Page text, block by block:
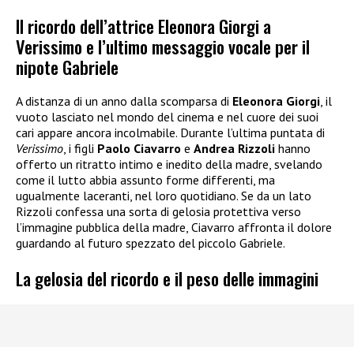
Il ricordo dell’attrice Eleonora Giorgi a
Verissimo e l’ultimo messaggio vocale per il
nipote Gabriele
A distanza di un anno dalla scomparsa di Eleonora Giorgi , il
vuoto lasciato nel mondo del cinema e nel cuore dei suoi
cari appare ancora incolmabile. Durante l’ultima puntata di
Verissimo , i figli Paolo Ciavarro e Andrea Rizzoli hanno
offerto un ritratto intimo e inedito della madre, svelando
come il lutto abbia assunto forme differenti, ma
ugualmente laceranti, nel loro quotidiano. Se da un lato
Rizzoli confessa una sorta di gelosia protettiva verso
l’immagine pubblica della madre, Ciavarro affronta il dolore
guardando al futuro spezzato del piccolo Gabriele.
La gelosia del ricordo e il peso delle immagini